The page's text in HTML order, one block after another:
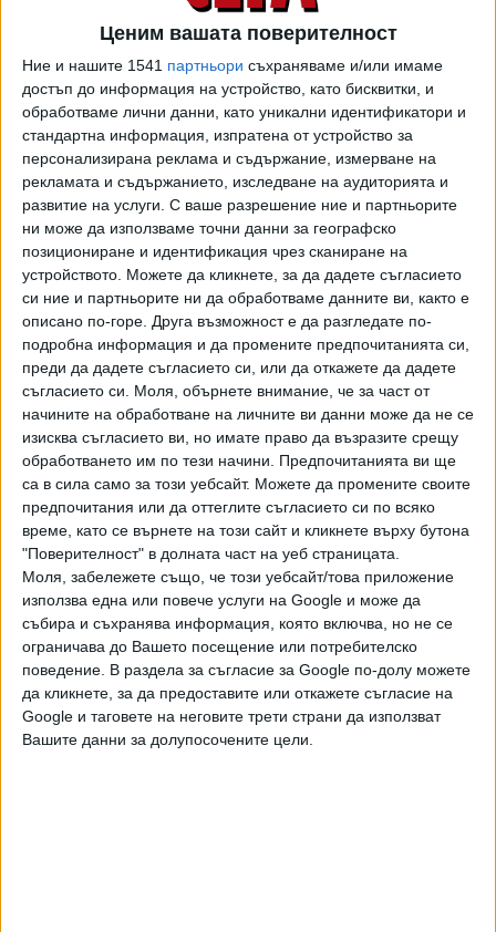
Ценим вашата поверителност
Ние и нашите 1541 партньори съхраняваме и/или имаме
достъп до информация на устройство, като бисквитки, и
обработваме лични данни, като уникални идентификатори и
стандартна информация, изпратена от устройство за
персонализирана реклама и съдържание, измерване на
рекламата и съдържанието, изследване на аудиторията и
развитие на услуги. С ваше разрешение ние и партньорите
ни може да използваме точни данни за географско
позициониране и идентификация чрез сканиране на
устройството. Можете да кликнете, за да дадете съгласието
си ние и партньорите ни да обработваме данните ви, както е
описано по-горе. Друга възможност е да разгледате по-
подробна информация и да промените предпочитанията си,
преди да дадете съгласието си, или да откажете да дадете
съгласието си.
Моля, обърнете внимание, че за част от
начините на обработване на личните ви данни може да не се
изисква съгласието ви, но имате право да възразите срещу
обработването им по тези начини. Предпочитанията ви ще
са в сила само за този уебсайт. Можете да промените своите
предпочитания или да оттеглите съгласието си по всяко
време, като се върнете на този сайт и кликнете върху бутона
"Поверителност" в долната част на уеб страницата.
Моля, забележете също, че този уебсайт/това приложение
използва една или повече услуги на Google и може да
събира и съхранява информация, която включва, но не се
ограничава до Вашето посещение или потребителско
поведение. В раздела за съгласие за Google по-долу можете
да кликнете, за да предоставите или откажете съгласие на
Google и таговете на неговите трети страни да използват
Вашите данни за долупосочените цели.
Печалбата от нефта, която беше 500-600 млн. долара
дневно, падна до 300 млн. долара на ден заедно с цените
на руския нефт Urals, който се продава с намаление
повече от 40 % в сравнение с Brent.
Още повече паднаха приходите от газовата икономика.
Физическият обем на доставките в Европа на някога най-
големият пазар за "Газпром" е паднал до минимума от
1980 г. От 2.5 млрд. куб. метра седмично в момента са
едва 500 млн. Експортът на руски газ е едва за 50 млн.
долара дневно срещу 300 млн. долара средно през
периода август 2021 - август 2022 г., сметна "Дойче
банк".
"Епохата на свръхдоходите за Русия на петролните и
газовите пазари приключи", коментира Янис Клюге,
икономист в Германския институт по международни
въпроси и сигурност. Това създава опасност за
бюджета, който за миналата година отбеляза 3.3
трилиона рубли дефицит, а за тази година прогнозата е
за недостиг на 3 трилиона.
Последвайте ни и в
Ако искате да подкрепите независимата
и качествена журналистика в “Сега”,
можете да направите дарение през